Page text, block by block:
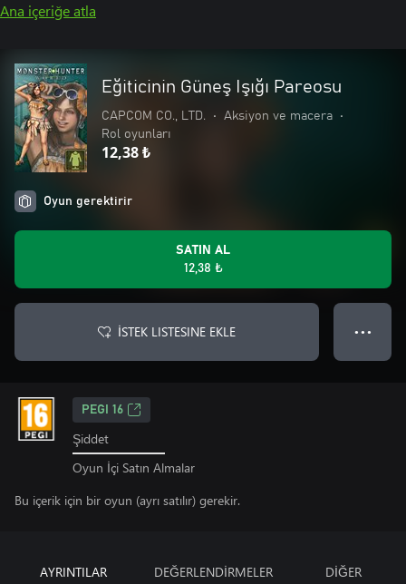
Ana içeriğe atla
Eğiticinin Güneş Işığı Pareosu
CAPCOM CO., LTD. • Aksiyon ve macera
•
Rol oyunları
12,38 ₺
Oyun gerektirir
SATIN AL
12,38 ₺
İSTEK LISTESINE EKLE ● ● ●
PEGI 16
Şiddet
Oyun İçi Satın Almalar
Bu içerik için bir oyun (ayrı satılır) gerekir.
AYRINTILAR DEĞERLENDİRMELER DİĞER